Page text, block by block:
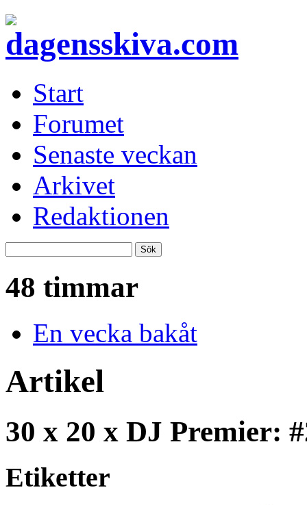
Start
Forumet
Senaste veckan
Arkivet
Redaktionen
48 timmar
En vecka bakåt
Artikel
30 x 20 x DJ Premier:
Etiketter